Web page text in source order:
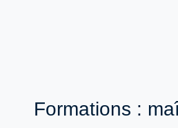
Formations :